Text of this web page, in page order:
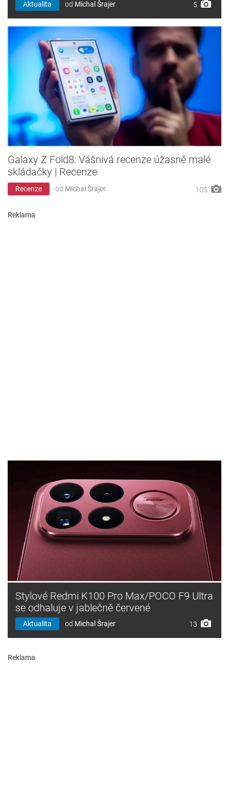
Aktualita od Michal Šrajer 5
Galaxy Z Fold8: Vášnivá recenze úžasně malé
skládačky | Recenze
Recenze od Michal Šrajer 105
Reklama
Stylové Redmi K100 Pro Max/POCO F9 Ultra
se odhaluje v jablečně červené
Aktualita od Michal Šrajer 13
Reklama